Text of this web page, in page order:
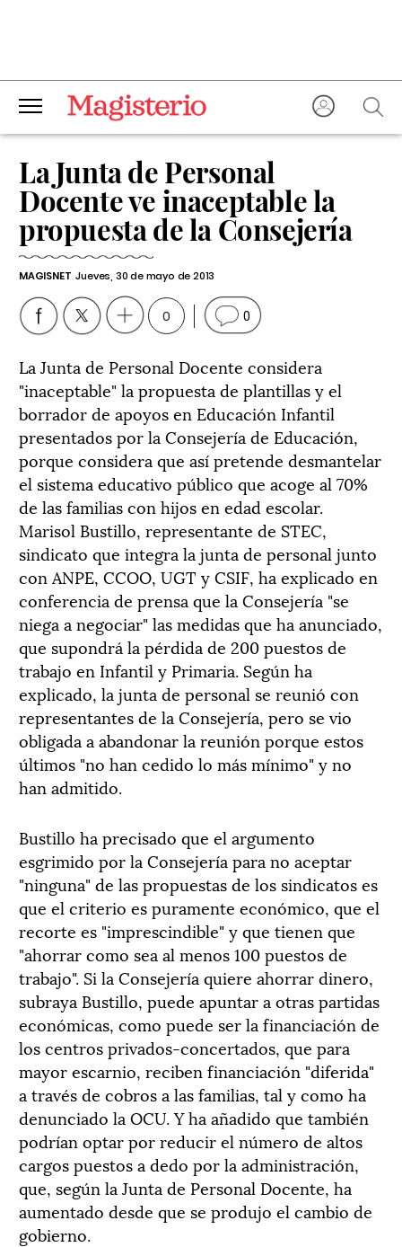
La Junta de Personal
Docente ve inaceptable la
propuesta de la Consejería
MAGISNET Jueves, 30 de mayo de 2013
0 0
La Junta de Personal Docente considera
"inaceptable" la propuesta de plantillas y el
borrador de apoyos en Educación Infantil
presentados por la Consejería de Educación,
porque considera que así pretende desmantelar
el sistema educativo público que acoge al 70%
de las familias con hijos en edad escolar.
Marisol Bustillo, representante de STEC,
sindicato que integra la junta de personal junto
con ANPE, CCOO, UGT y CSIF, ha explicado en
conferencia de prensa que la Consejería "se
niega a negociar" las medidas que ha anunciado,
que supondrá la pérdida de 200 puestos de
trabajo en Infantil y Primaria. Según ha
explicado, la junta de personal se reunió con
representantes de la Consejería, pero se vio
obligada a abandonar la reunión porque estos
últimos "no han cedido lo más mínimo" y no
han admitido.
Bustillo ha precisado que el argumento
esgrimido por la Consejería para no aceptar
"ninguna" de las propuestas de los sindicatos es
que el criterio es puramente económico, que el
recorte es "imprescindible" y que tienen que
"ahorrar como sea al menos 100 puestos de
trabajo". Si la Consejería quiere ahorrar dinero,
subraya Bustillo, puede apuntar a otras partidas
económicas, como puede ser la financiación de
los centros privados-concertados, que para
mayor escarnio, reciben financiación "diferida"
a través de cobros a las familias, tal y como ha
denunciado la OCU. Y ha añadido que también
podrían optar por reducir el número de altos
cargos puestos a dedo por la administración,
que, según la Junta de Personal Docente, ha
aumentado desde que se produjo el cambio de
gobierno.